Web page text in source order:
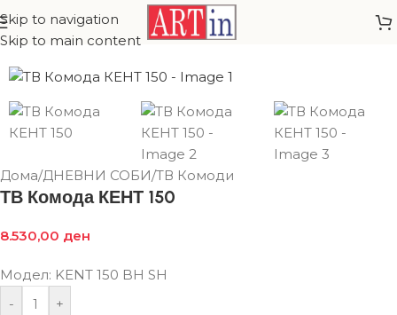
Skip to navigation
Skip to main content
Дома/ДНЕВНИ СОБИ/ТВ Комоди
ТВ Комода КЕНТ 150
8.530,00 ден
Модел: KENT 150 BH SH
-
+